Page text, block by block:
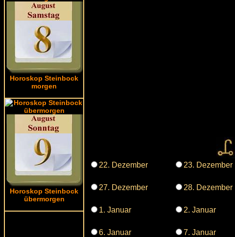
Horoskop Steinbock
morgen
Horoskop Steinbock
übermorgen
22. Dezember 23. Dezember
27. Dezember 28. Dezember
1. Januar 2. Januar
6. Januar 7. Januar